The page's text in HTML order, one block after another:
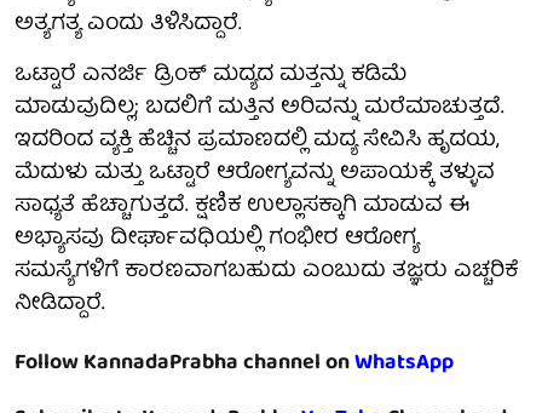
ಅತ್ಯಗತ್ಯ ಎಂದು ತಿಳಿಸಿದ್ದಾರೆ.
ಒಟ್ಟಾರೆ ಎನರ್ಜಿ ಡ್ರಿಂಕ್ ಮದ್ಯದ ಮತ್ತನ್ನು ಕಡಿಮೆ
ಮಾಡುವುದಿಲ್ಲ; ಬದಲಿಗೆ ಮತ್ತಿನ ಅರಿವನ್ನು ಮರೆಮಾಚುತ್ತದೆ.
ಇದರಿಂದ ವ್ಯಕ್ತಿ ಹೆಚ್ಚಿನ ಪ್ರಮಾಣದಲ್ಲಿ ಮದ್ಯ ಸೇವಿಸಿ ಹೃದಯ,
ಮೆದುಳು ಮತ್ತು ಒಟ್ಟಾರೆ ಆರೋಗ್ಯವನ್ನು ಅಪಾಯಕ್ಕೆ ತಳ್ಳುವ
ಸಾಧ್ಯತೆ ಹೆಚ್ಚಾಗುತ್ತದೆ. ಕ್ಷಣಿಕ ಉಲ್ಲಾಸಕ್ಕಾಗಿ ಮಾಡುವ ಈ
ಅಭ್ಯಾಸವು ದೀರ್ಘಾವಧಿಯಲ್ಲಿ ಗಂಭೀರ ಆರೋಗ್ಯ
ಸಮಸ್ಯೆಗಳಿಗೆ ಕಾರಣವಾಗಬಹುದು ಎಂಬುದು ತಜ್ಞರು ಎಚ್ಚರಿಕೆ
ನೀಡಿದ್ದಾರೆ.
Follow KannadaPrabha channel onWhatsApp